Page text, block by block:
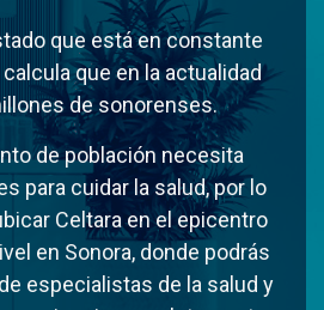
que está en constante
que en la actualidad
de sonorenses.
de población necesita
para cuidar la salud, por lo
Celtara en el epicentro
en Sonora, donde podrás
especialistas de la salud y